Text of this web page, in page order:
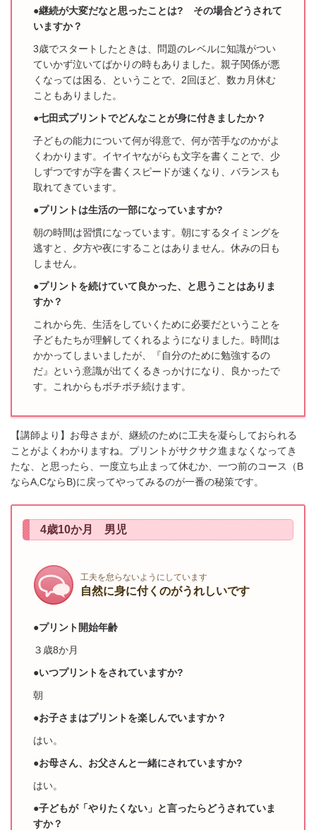
●継続が大変だなと思ったことは? その場合どうされて
いますか？
3歳でスタートしたときは、問題のレベルに知識がつい
ていかず泣いてばかりの時もあり ました。 親子関係が悪
くなっては困る、ということで、2回ほど、数カ月休む
こともあり ました。
●七田式プリントでどんなことが身に付きましたか？
子どもの能力について何が得意で、何が苦手なのかがよ
くわかります。 イヤイヤながらも文字を書くことで、少
しずつですが字を書くスピードが速くなり、バラ ンスも
取れてきています。
●プリントは生活の一部になっていますか?
朝の時間は習慣になっています。朝にするタイミングを
逃すと、夕方や夜にすることはあ りません。休みの日も
しません。
●プリントを続けていて良かった、と思うことはありま
すか？
これから先、生活をしていくために必要だということを
子どもたちが理解してくれるよう になりました。時間は
かかってしまいましたが、『自分のために勉強するの
だ』という意識が出てくるきっかけになり、良かったで
す。これからもボチボチ続けます。
【講師より】お母さまが、継続のために工夫を凝らしておられる
ことがよくわかりますね。 プリントがサクサク進まなくなってき
たな、と思ったら、一度立ち止まって休むか、一つ前のコース（B
ならA,CならB)に戻ってやってみるのが一番の秘策です。
4歳10か月 男児
工夫を怠らないようにしています
自然に身に付くのがうれしいです
●プリント開始年齢
３歳8か月
●いつプリントをされていますか?
朝
●お子さまはプリントを楽しんでいますか？
はい。
●お母さん、お父さんと一緒にされていますか?
はい。
●子どもが「やりたくない」と言ったらどうされていま
すか？